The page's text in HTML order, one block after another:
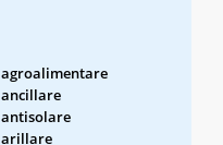
agroalimentare
ancillare
antisolare
arillare